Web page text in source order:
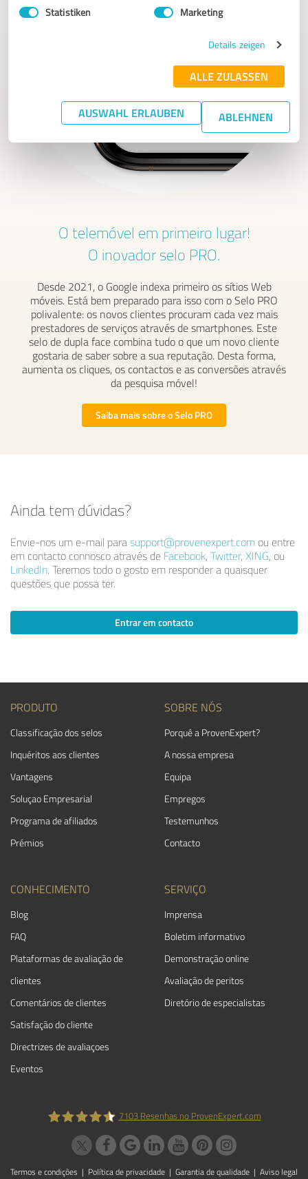
Statistiken Marketing
Details zeigen
ALLE ZULASSEN
AUSWAHL ERLAUBEN ABLEHNEN
O telemóvel em primeiro lugar!
O inovador selo PRO.
Desde 2021, o Google indexa primeiro os sítios Web
móveis. Está bem preparado para isso com o Selo PRO
polivalente: os novos clientes procuram cada vez mais
prestadores de serviços através de smartphones. Este
selo de dupla face combina tudo o que um novo cliente
gostaria de saber sobre a sua reputação. Desta forma,
aumenta os cliques, os contactos e as conversões através
da pesquisa móvel!
Saiba mais sobre o Selo PRO
Ainda tem dúvidas?
Envie-nos um e-mail parasupport@provenexpert.com ou entre
em contacto connosco através de Facebook, Twitter, XING, ou
LinkedIn. Teremos todo o gosto em responder a quaisquer
questões que possa ter.
Entrar em contacto
PRODUTO
Classificação dos selos
Inquéritos aos clientes
Vantagens
Soluçao Empresarial
Programa de afiliados
Prémios
SOBRE NÓS
Porquê a ProvenExpert?
A nossa empresa
Equipa
Empregos
Testemunhos
Contacto
CONHECIMENTO
Blog
FAQ
Plataformas de avaliação de
clientes
Comentários de clientes
Satisfação do cliente
Directrizes de avaliaçoes
Eventos
SERVIÇO
Imprensa
Boletim informativo
Demonstração online
Avaliação de peritos
Diretório de especialistas
ProvenExpert.com
7103 Resenhas no ProvenExpert.com
Termos e condições | Política de privacidade | Garantia de qualidade | Aviso legal